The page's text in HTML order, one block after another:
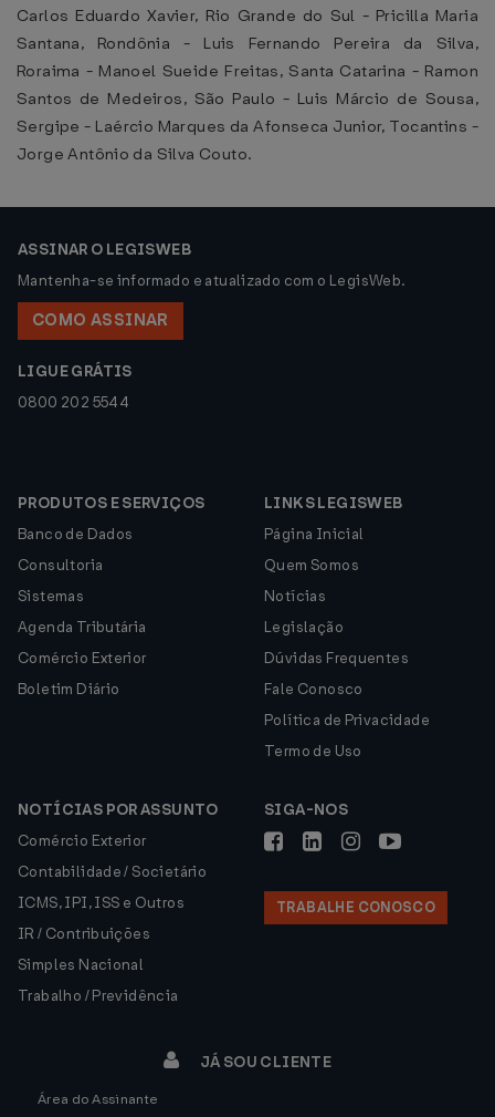
Carlos Eduardo Xavier, Rio Grande do Sul - Pricilla Maria
Santana, Rondônia - Luis Fernando Pereira da Silva,
Roraima - Manoel Sueide Freitas, Santa Catarina - Ramon
Santos de Medeiros, São Paulo - Luis Márcio de Sousa,
Sergipe - Laércio Marques da Afonseca Junior, Tocantins -
Jorge Antônio da Silva Couto.
ASSINAR O LEGISWEB
Mantenha-se informado e atualizado com o LegisWeb.
COMO ASSINAR
LIGUE GRÁTIS
0800 202 5544
PRODUTOS E SERVIÇOS
Banco de Dados
Consultoria
Sistemas
Agenda Tributária
Comércio Exterior
Boletim Diário
LINKS LEGISWEB
Página Inicial
Quem Somos
Notícias
Legislação
Dúvidas Frequentes
Fale Conosco
Política de Privacidade
Termo de Uso
NOTÍCIAS POR ASSUNTO
Comércio Exterior
Contabilidade / Societário
ICMS, IPI, ISS e Outros
IR / Contribuições
Simples Nacional
Trabalho / Previdência
SIGA-NOS
TRABALHE CONOSCO
JÁ SOU CLIENTE
Área do Assinante